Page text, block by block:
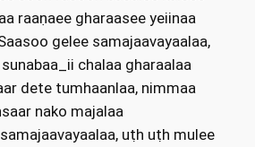
raaṇaee gharaasee yeiinaa
gelee samajaavayaalaa,
chalaa gharaalaa
dete tumhaanlaa, nimmaa
nako majalaa
uṭh uṭh mulee